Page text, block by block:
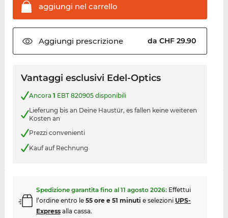
aggiungi nel carrello
Aggiungi prescrizione da CHF 29.90
Vantaggi esclusivi Edel-Optics
Ancora 1 EBT 820905 disponibili
Lieferung bis an Deine Haustür, es fallen keine weiteren
Kosten an
Prezzi convenienti
Kauf auf Rechnung
Spedizione garantita fino al 11 agosto 2026: Effettui
l’ordine entro le 55 ore e 51 minuti e selezioni UPS-
Expressalla cassa.